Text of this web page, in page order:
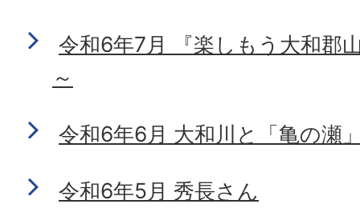
令和6年7月 『楽しもう大和郡
～
令和6年6月 大和川と「亀の瀬
令和6年5月 秀長さん